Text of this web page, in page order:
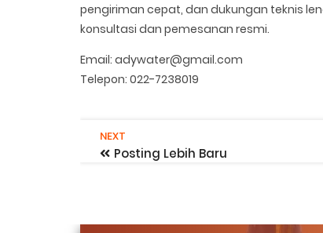
pengiriman cepat, dan dukungan teknis
konsultasi dan pemesanan resmi.
Email: adywater@gmail.com
Telepon: 022-7238019
NEXT
Posting Lebih Baru